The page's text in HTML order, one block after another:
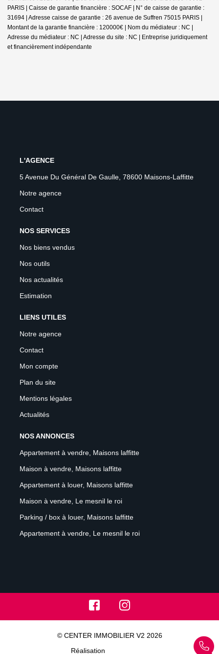
PARIS | Caisse de garantie financière : SOCAF | N° de caisse de garantie :
31694 | Adresse caisse de garantie : 26 avenue de Suffren 75015 PARIS |
Montant de la garantie financière : 120000€ | Nom du médiateur : NC |
Adresse du médiateur : NC | Adresse du site : NC | Entreprise juridiquement
et financièrement indépendante
L'AGENCE
5 Avenue Du Général De Gaulle, 78600 Maisons-Laffitte
Notre agence
Contact
NOS SERVICES
Nos biens vendus
Nos outils
Nos actualités
Estimation
LIENS UTILES
Notre agence
Contact
Mon compte
Plan du site
Mentions légales
Actualités
NOS ANNONCES
Appartement à vendre, Maisons laffitte
Maison à vendre, Maisons laffitte
Appartement à louer, Maisons laffitte
Maison à vendre, Le mesnil le roi
Parking / box à louer, Maisons laffitte
Appartement à vendre, Le mesnil le roi
© CENTER IMMOBILIER V2 2026
Réalisation